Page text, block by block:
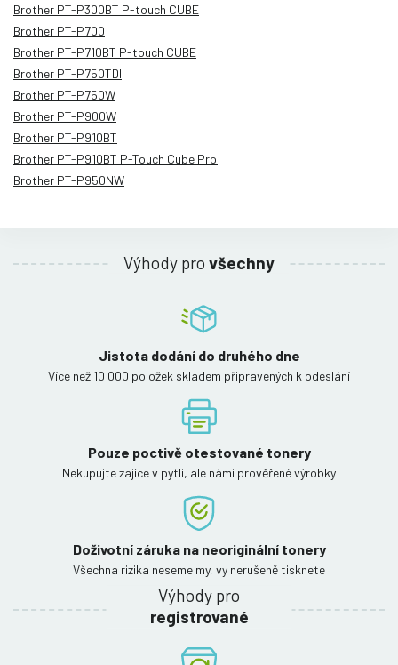
Brother PT-P300BT P-touch CUBE
Brother PT-P700
Brother PT-P710BT P-touch CUBE
Brother PT-P750TDI
Brother PT-P750W
Brother PT-P900W
Brother PT-P910BT
Brother PT-P910BT P-Touch Cube Pro
Brother PT-P950NW
Výhody pro všechny
Jistota dodání do druhého dne
Více než 10 000 položek skladem připravených k odeslání
Pouze poctivě otestované tonery
Nekupujte zajíce v pytli, ale námi prověřené výrobky
Doživotní záruka na neoriginální tonery
Všechna rizika neseme my, vy nerušeně tisknete
Výhody pro
registrované